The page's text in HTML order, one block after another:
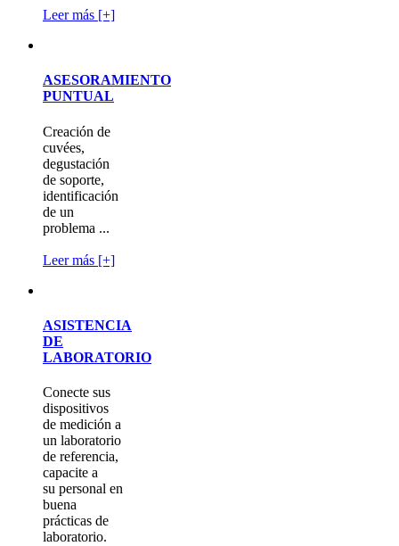
Leer más [+]
ASESORAMIENTO
PUNTUAL
Creación de
cuvées,
degustación
de soporte,
identificación
de un
problema ...
Leer más [+]
ASISTENCIA
DE
LABORATORIO
Conecte sus
dispositivos
de medición a
un laboratorio
de referencia,
capacite a
su personal en
buena
prácticas de
laboratorio.